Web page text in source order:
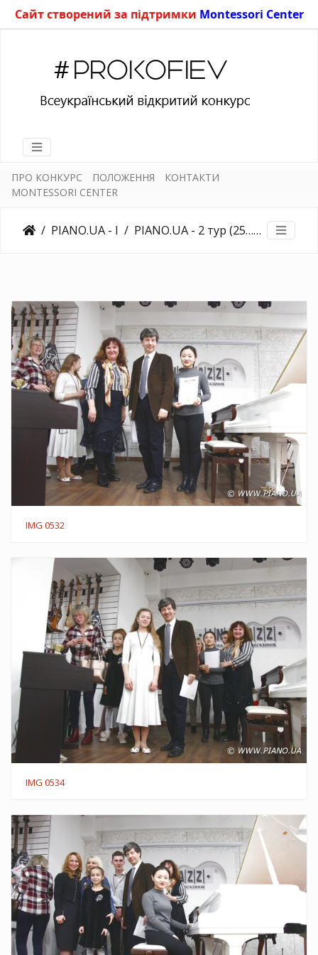
Сайт створений за підтримки Montessori Center
ПРО КОНКУРС ПОЛОЖЕННЯ
КОНТАКТИ
MONTESSORI CENTER
PIANO.UA - I PIANO.UA - 2 тур (25.03.2018) 243
IMG 0532
IMG 0534